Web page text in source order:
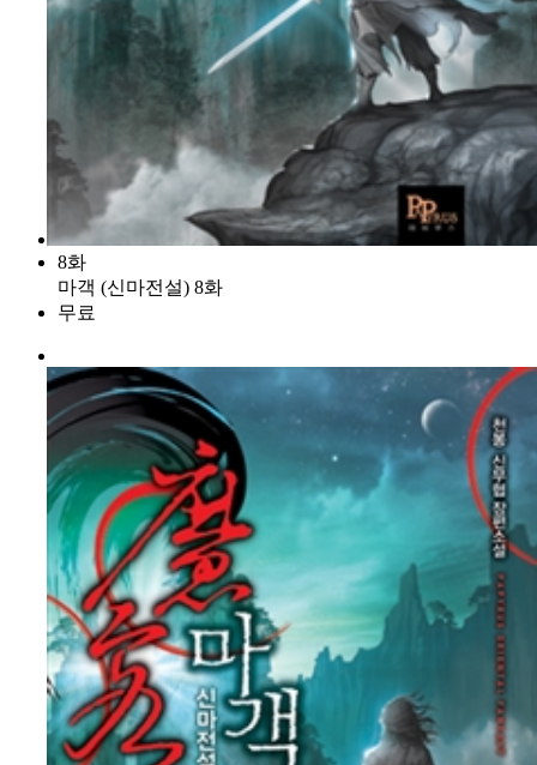
8화
마객 (신마전설) 8화
무료